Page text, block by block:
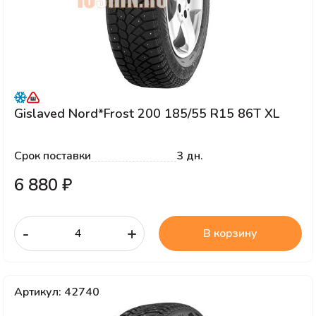
Gislaved Nord*Frost 200 185/55 R15 86T XL
Срок поставки 3 дн.
6 880 ₽
- + В корзину
Артикул: 42740